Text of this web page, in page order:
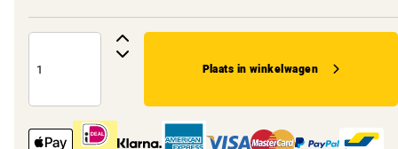
Plaats in winkelwagen